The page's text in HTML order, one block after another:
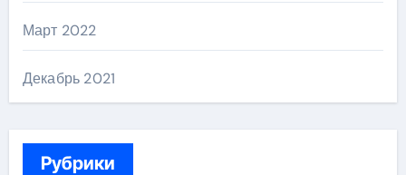
Март 2022
Декабрь 2021
Рубрики